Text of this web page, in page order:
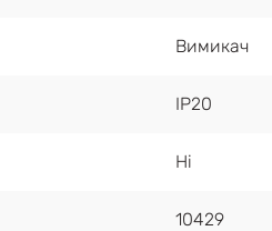
Вимикач
IP20
Ні
10429